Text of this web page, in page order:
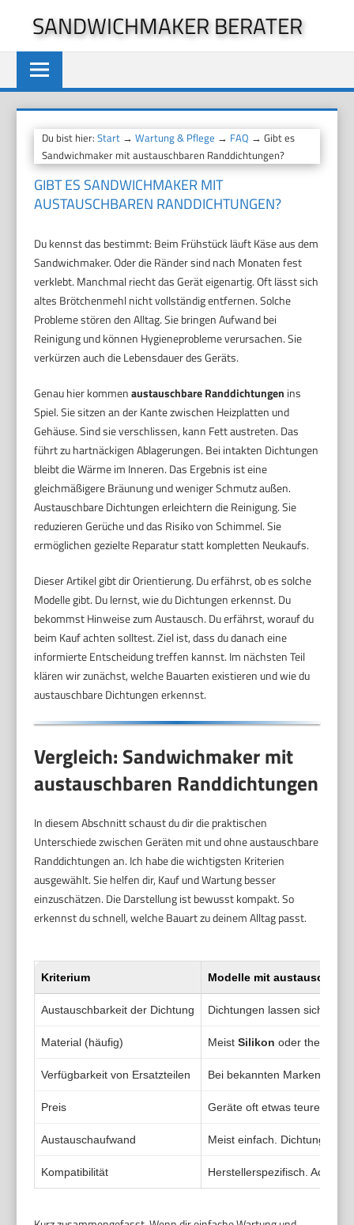
springen
SANDWICHMAKER BERATER
Du bist hier:Start →Wartung & Pflege → FAQ → Gibt es
Sandwichmaker mit austauschbaren Randdichtungen?
GIBT ES SANDWICHMAKER MIT
AUSTAUSCHBAREN RANDDICHTUNGEN?
Du kennst das bestimmt: Beim Frühstück läuft Käse aus dem
Sandwichmaker. Oder die Ränder sind nach Monaten fest
verklebt. Manchmal riecht das Gerät eigenartig. Oft lässt sich
altes Brötchenmehl nicht vollständig entfernen. Solche
Probleme stören den Alltag. Sie bringen Aufwand bei
Reinigung und können Hygieneprobleme verursachen. Sie
verkürzen auch die Lebensdauer des Geräts.
Genau hier kommenaustauschbare Randdichtungen ins
Spiel. Sie sitzen an der Kante zwischen Heizplatten und
Gehäuse. Sind sie verschlissen, kann Fett austreten. Das
führt zu hartnäckigen Ablagerungen. Bei intakten Dichtungen
bleibt die Wärme im Inneren. Das Ergebnis ist eine
gleichmäßigere Bräunung und weniger Schmutz außen.
Austauschbare Dichtungen erleichtern die Reinigung. Sie
reduzieren Gerüche und das Risiko von Schimmel. Sie
ermöglichen gezielte Reparatur statt kompletten Neukaufs.
Dieser Artikel gibt dir Orientierung. Du erfährst, ob es solche
Modelle gibt. Du lernst, wie du Dichtungen erkennst. Du
bekommst Hinweise zum Austausch. Du erfährst, worauf du
beim Kauf achten solltest. Ziel ist, dass du danach eine
informierte Entscheidung treffen kannst. Im nächsten Teil
klären wir zunächst, welche Bauarten existieren und wie du
austauschbare Dichtungen erkennst.
Vergleich: Sandwichmaker mit
austauschbaren Randdichtungen
In diesem Abschnitt schaust du dir die praktischen
Unterschiede zwischen Geräten mit und ohne austauschbare
Randdichtungen an. Ich habe die wichtigsten Kriterien
ausgewählt. Sie helfen dir, Kauf und Wartung besser
einzuschätzen. Die Darstellung ist bewusst kompakt. So
erkennst du schnell, welche Bauart zu deinem Alltag passt.
Kriterium Modelle mit
Austauschbarkeit der Dichtung Dichtungen lassen sich
Material (häufig) MeistSilikon oder
Verfügbarkeit von Ersatzteilen Bei bekannten Marken gut.
Preis Geräte oft etwas teurer.
Austauschaufwand Meist einfach. Dichtung
Kompatibilität Herstellerspezifisch. Achte